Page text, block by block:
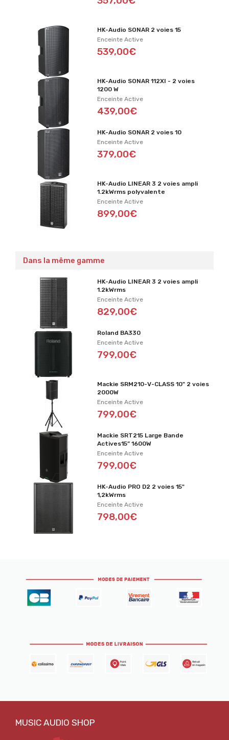
HK-Audio SONAR 2 voies 15
Enceinte Active
539,00€
HK-Audio SONAR 112XI - 2 voies
1200 W
Enceinte Active
439,00€
HK-Audio SONAR 2 voies 10
Enceinte Active
379,00€
HK-Audio LINEAR 3 2 voies ampli
1.2kWrms polyvalente
Enceinte Active
899,00€
Dans la même gamme
HK-Audio LINEAR 3 2 voies ampli
1.2kWrms
Enceinte Active
829,00€
Roland BA330
Enceinte Active
799,00€
Mackie SRM210-V-CLASS 10" 2 voies
2000W
Enceinte Active
799,00€
Mackie SRT215 Large Bande
Actives15” 1600W
Enceinte Active
799,00€
HK-Audio PRO D2 2 voies 15"
1,2kWrms
Enceinte Active
798,00€